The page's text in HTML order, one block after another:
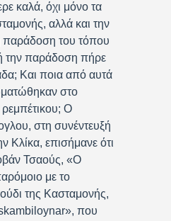
καλά, όχι μόνο τα
αλλά και την
παράδοση του τόπου
την παράδοση πήρε
Και ποια από αυτά
στο
Ο
στη συνέντευξή
Κλίκα, επισήμανε ότι
Τσαούς, «Ο
με το
της Κασταμονής,
που